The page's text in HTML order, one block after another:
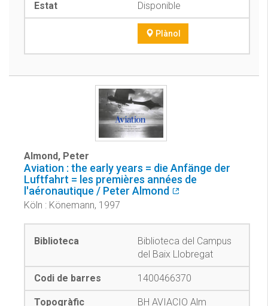
Disponible
Plànol
Almond, Peter
Aviation : the early years = die Anfänge der
Luftfahrt = les premières années de
l'aéronautique / Peter Almond
Köln : Könemann, 1997
Biblioteca del Campus
del Baix Llobregat
1400466370
BH AVIACIO Alm